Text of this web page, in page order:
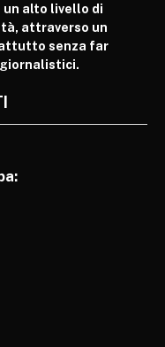
alto livello di
attraverso un
senza far